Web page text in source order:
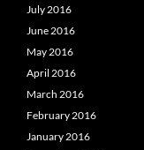
July 2016
June 2016
May 2016
April 2016
March 2016
February 2016
January 2016